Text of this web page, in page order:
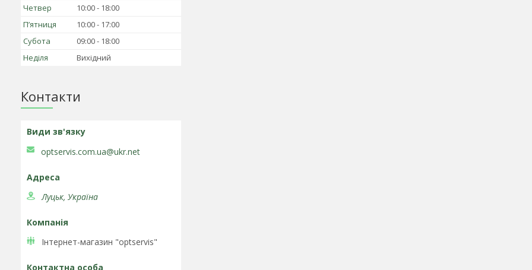
Четвер
10:00
18:00
Пʼятниця
10:00
17:00
Субота
09:00
18:00
Неділя
Вихідний
Контакти
optservis.com.ua@ukr.net
Луцьк, Україна
Інтернет-магазин "optservis"